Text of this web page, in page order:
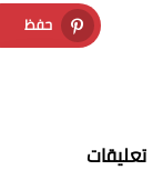
حفظ
Pinterest
تعليقات